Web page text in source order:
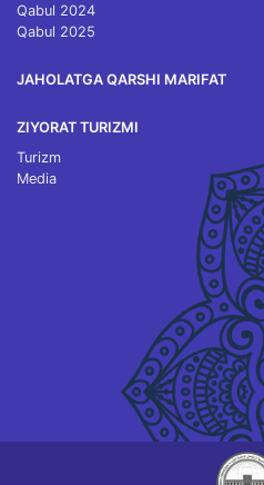
Qabul 2024
Qabul 2025
JAHOLATGA QARSHI MARIFAT
ZIYORAT TURIZMI
Turizm
Media